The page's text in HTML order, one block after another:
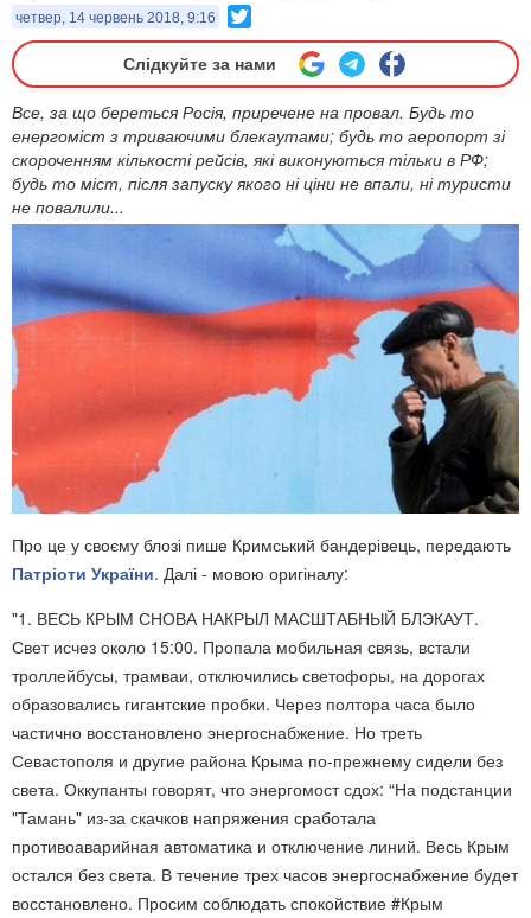
четвер, 14 червень 2018, 9:16
Слідкуйте за нами
Все, за що береться Росія, приречене на провал. Будь то
енергоміст з триваючими блекаутами; будь то аеропорт зі
скороченням кількості рейсів, які виконуються тільки в РФ;
будь то міст, після запуску якого ні ціни не впали, ні туристи
не повалили...
Про це у своєму блозі пише Кримський бандерівець, передають
Патріоти України. Далі - мовою оригіналу:
"1. ВЕСЬ КРЫМ СНОВА НАКРЫЛ МАСШТАБНЫЙ БЛЭКАУТ.
Свет исчез около 15:00. Пропала мобильная связь, встали
троллейбусы, трамваи, отключились светофоры, на дорогах
образовались гигантские пробки. Через полтора часа было
частично восстановлено энергоснабжение. Но треть
Севастополя и другие района Крыма по-прежнему сидели без
света. Оккупанты говорят, что энергомост сдох: “На подстанции
"Тамань" из-за скачков напряжения сработала
противоаварийная автоматика и отключение линий. Весь Крым
остался без света. В течение трех часов энергоснабжение будет
восстановлено. Просим соблюдать спокойствие #Крым